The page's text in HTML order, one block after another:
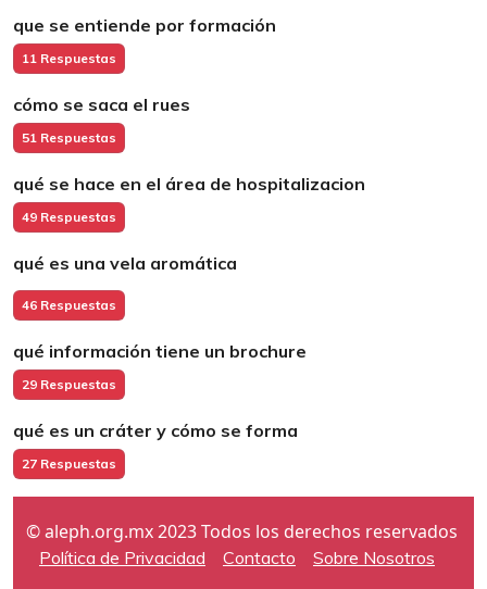
que se entiende por formación
11 Respuestas
cómo se saca el rues
51 Respuestas
qué se hace en el área de hospitalizacion
49 Respuestas
qué es una vela aromática
46 Respuestas
qué información tiene un brochure
29 Respuestas
qué es un cráter y cómo se forma
27 Respuestas
© aleph.org.mx 2023 Todos los derechos reservados
Política de Privacidad Contacto Sobre Nosotros